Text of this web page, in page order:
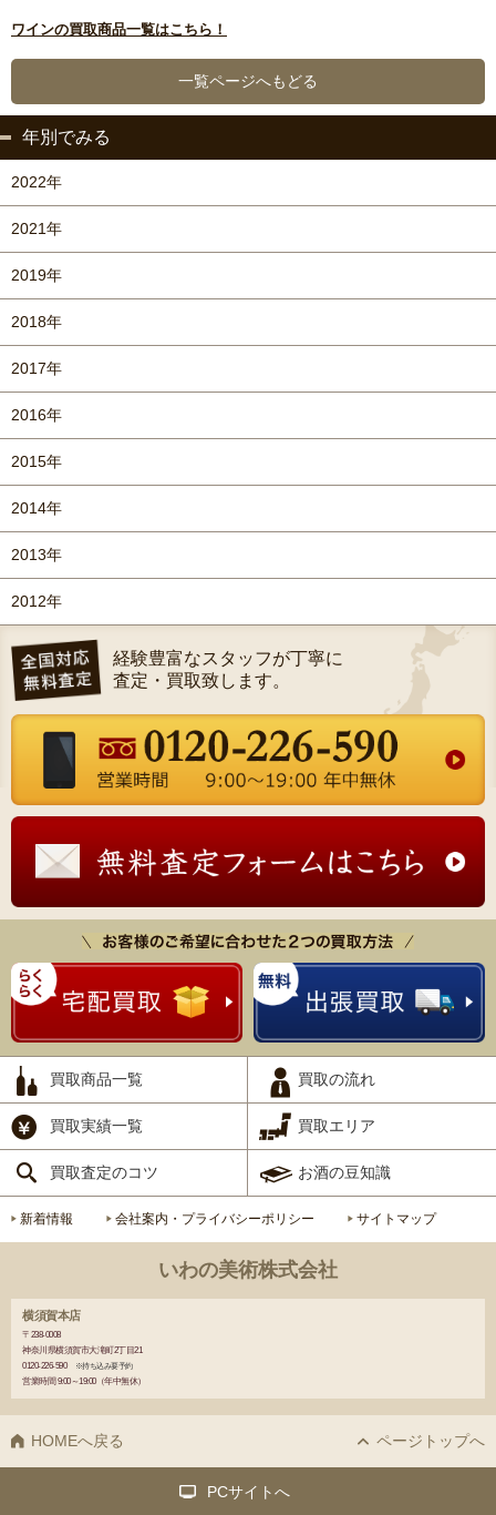
ワインの買取商品一覧はこちら！
一覧ページへもどる
年別でみる
2022年
2021年
2019年
2018年
2017年
2016年
2015年
2014年
2013年
2012年
経験豊富なスタッフが丁寧に
査定・買取致します。
買取商品一覧 買取の流れ
買取実績一覧 買取エリア
買取査定のコツ お酒の豆知識
新着情報 会社案内・プライバシーポリシー サイトマップ
いわの美術株式会社
横須賀本店
〒238-0008
神奈川県横須賀市大滝町2丁目21
0120-226-590
※持ち込み要予約
営業時間 9:00～19:00（年中無休）
HOMEへ戻る ページトップへ
PCサイトへ